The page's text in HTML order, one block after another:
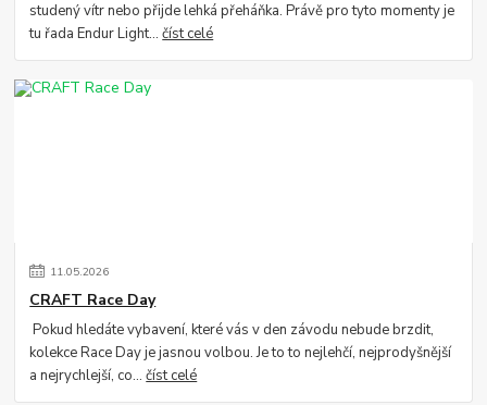
studený vítr nebo přijde lehká přeháňka. Právě pro tyto momenty je
tu řada Endur Light...číst celé
11.05.2026
CRAFT Race Day
Pokud hledáte vybavení, které vás v den závodu nebude brzdit,
kolekce Race Day je jasnou volbou. Je to to nejlehčí, nejprodyšnější
a nejrychlejší, co...číst celé